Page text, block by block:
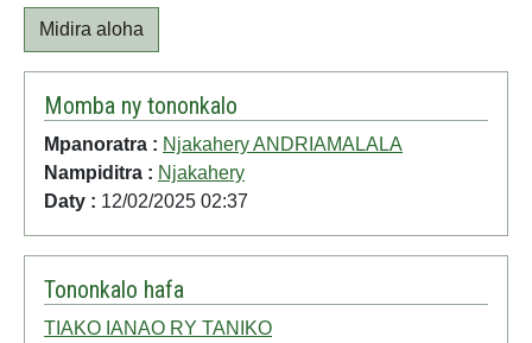
Midira aloha
Momba ny tononkalo
Mpanoratra : Njakahery ANDRIAMALALA
Nampiditra : Njakahery
Daty : 12/02/2025 02:37
Tononkalo hafa
TIAKO IANAO RY TANIKO